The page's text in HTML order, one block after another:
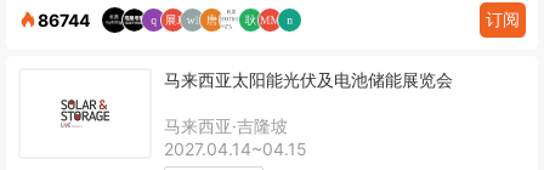
86744 订阅
马来西亚太阳能光伏及电池储能展览会
马来西亚·吉隆坡
2027.04.14~04.15